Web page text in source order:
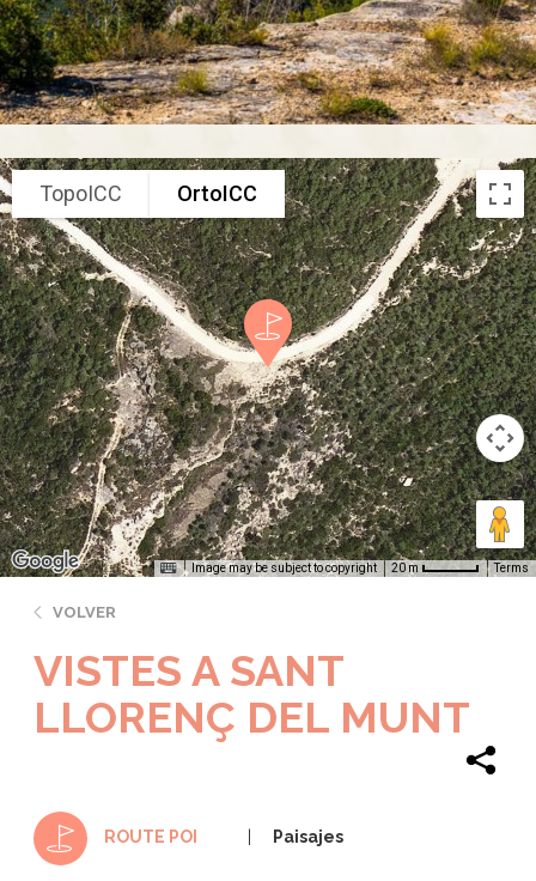
TopoICC OrtoICC
Image may be subject to copyright 20 m Terms
VOLVER
VISTES A SANT
LLORENÇ DEL MUNT
ROUTE POI Paisajes